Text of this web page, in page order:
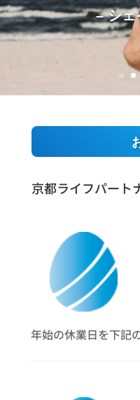
– シェ
京都ライフパート
年始の休業日を下